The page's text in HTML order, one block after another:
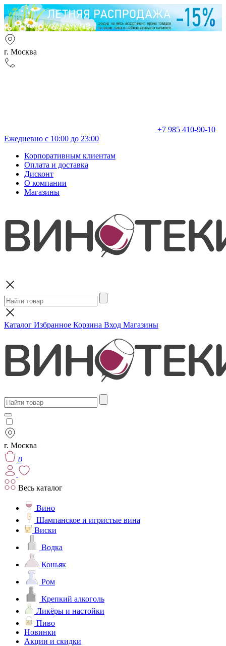
г. Москва
+7 985 410-90-10
Ежедневно с 10:00 до 23:00
Корпоративным клиентам
Оплата и доставка
Дисконт
О компании
Магазины
Каталог Избранное Корзина Вход Магазины
г. Москва
0
Весь каталог
Вино
Шампанское и игристые вина
Виски
Водка
Коньяк
Ром
Крепкий алкоголь
Ликёры и настойки
Пиво
Новинки
Акции и скидки